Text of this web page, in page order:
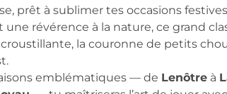
prêt à sublimer tes occasions
révérence à la nature, ce grand
la couronne de petits
emblématiques — de Lenôtreà